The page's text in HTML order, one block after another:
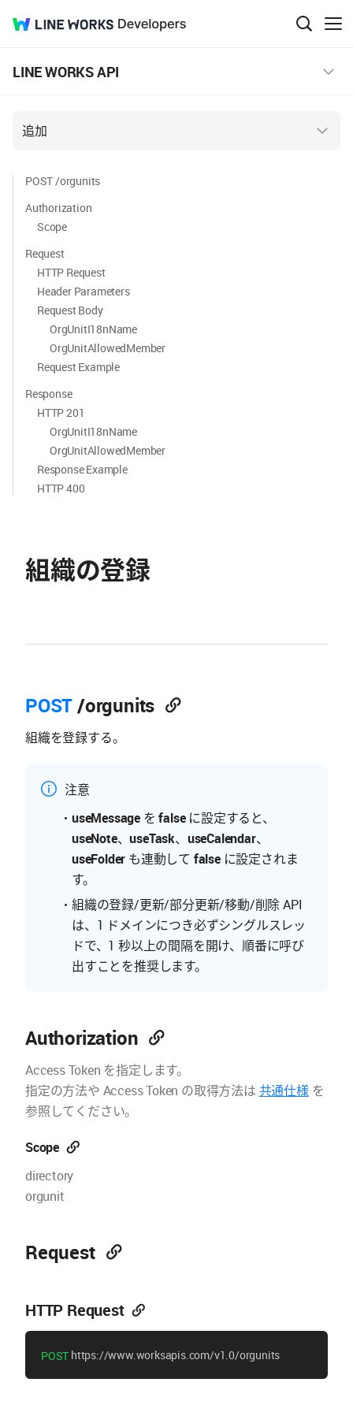
LINE
WORKS
Developers
검
색
메
뉴
기
LINE WORKS API
追加
組織の登録
POST/orgunits
組織を登録する。
注意
useMessage をfalseに設定すると、
useNote、useTask、 useCalendar、
useFolder も連動して falseに設定されま
す。
組織の登録/更新/部分更新/移動/削除 API
は、1 ドメインにつき必ずシングルスレッ
ドで、1 秒以上の間隔を開け、順番に呼び
出すことを推奨します。
Authorization
Access Token を指定します。
指定の方法や Access Token の取得方法は 共通仕様を
参照してください。
Scope
directory
orgunit
Request
HTTP Request
POST https://www.worksapis.com/v1.0/orgunits
POST /orgunits
Authorization
Scope
Request
HTTP Request
Header Parameters
Request Body
OrgUnitI18nName
OrgUnitAllowedMember
Request Example
Response
HTTP 201
OrgUnitI18nName
OrgUnitAllowedMember
Response Example
HTTP 400